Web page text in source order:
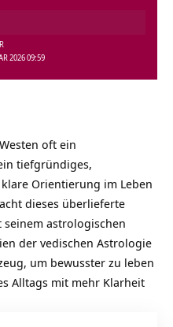
2026 09:59
oft ein
tiefgründiges,
Orientierung im Leben
dieses überlieferte
astrologischen
der vedischen Astrologie
um bewusster zu leben
Alltags mit mehr Klarheit